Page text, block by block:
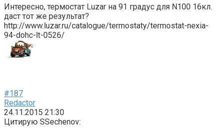
Интересно, термостат Luzar на 91 градус для N100 16кл.
даст тот же результат?
http://www.luzar.ru/catalogue/termostaty/termostat-nexia-
94-dohc-lt-0526/
#187
Redactor
24.11.2015 21:30
Цитирую SSechenov: